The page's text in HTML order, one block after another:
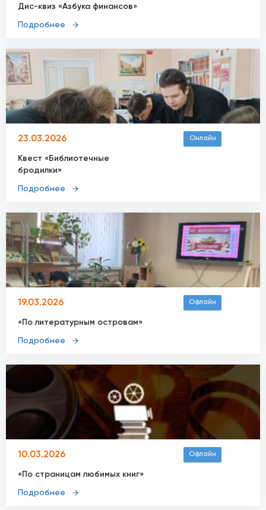
Дис-квиз «Азбука финансов»
Подробнее
23.03.2026 Онлайн
Квест «Библиотечные
бродилки»
Подробнее
19.03.2026 Офлайн
«По литературным островам»
Подробнее
10.03.2026 Офлайн
«По страницам любимых книг»
Подробнее